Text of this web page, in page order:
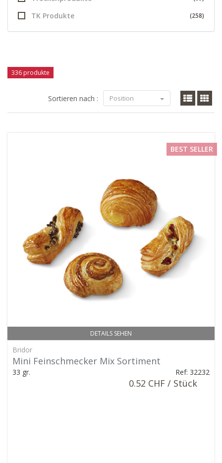
TK Produkte (258)
336 produkte
Sortieren nach : Position
DETAILS SEHEN
BEST SELLER
Bridor
Mini Feinschmecker Mix Sortiment
33 gr. Ref: 32232
0.52 CHF / Stück